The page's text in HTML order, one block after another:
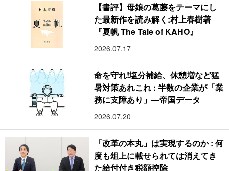
【書評】母娘の葛藤をテーマにし
た最新作を読み解く:村上春樹著
『夏帆 The Tale of KAHO』
2026.07.17
命を守れ!塩分補給、休憩増など猛
暑対策あれこれ : 半数の企業が「業
務に支障あり」―帝国データ
2026.07.20
「改革の本丸」は実現するのか : 何
度も俎上に載せられては消えてき
た給付付き税額控除